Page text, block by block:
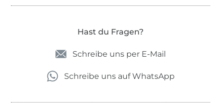
Hast du Fragen?
Schreibe uns per E-Mail
Schreibe uns auf WhatsApp